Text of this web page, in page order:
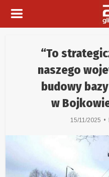
“To
naszego
budowy
w
15/11/2025